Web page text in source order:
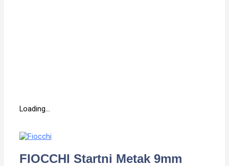
Loading...
FIOCCHI Startni Metak 9mm